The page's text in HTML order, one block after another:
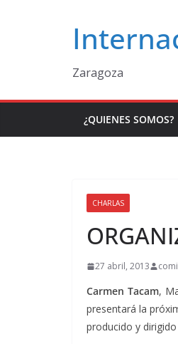
Zaragoza
¿QUIENES SOMOS?
CHARLAS
27 abril, 2013
Carmen Tacam,
presentará la
producido y